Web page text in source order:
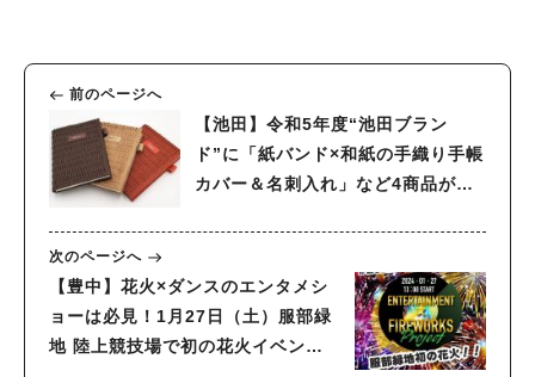
前のページへ
【池田】令和5年度“池田ブラン
ド”に「紙バンド×和紙の手織り手帳
カバー＆名刺入れ」など4商品が新
次のページへ
【豊中】花火×ダンスのエンタメシ
ョーは必見！1月27日（土）服部緑
地 陸上競技場で初の花火イベント